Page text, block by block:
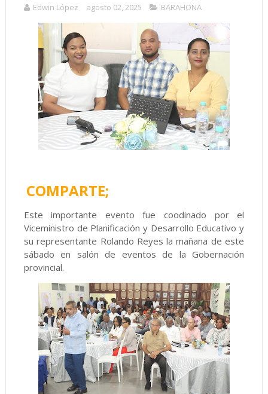
Edwin López agosto 02, 2025 BARAHONA
COMPARTE;
Este importante evento fue coodinado por el
Viceministro de Planificación y Desarrollo Educativo y
su representante Rolando Reyes la mañana de este
sábado en salón de eventos de la Gobernación
provincial.